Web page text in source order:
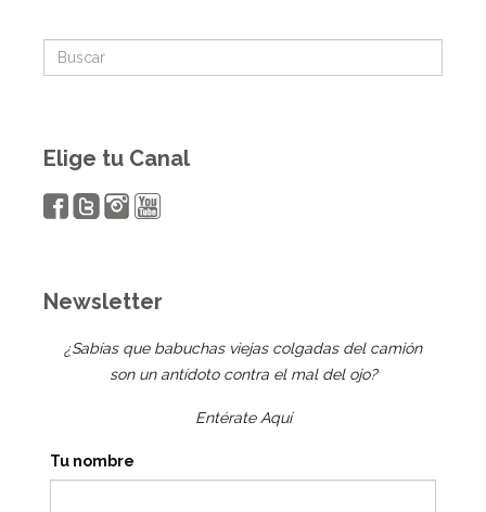
Elige tu Canal
Newsletter
¿Sabías que babuchas viejas colgadas del camión
son un antídoto contra el mal del ojo?
Entérate Aquí
Tu nombre